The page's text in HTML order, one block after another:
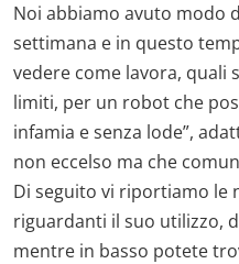
Noi abbiamo avuto modo
settimana e in questo
vedere come lavora, quali
limiti, per un robot che
infamia e senza lode”,
non eccelso ma che
Di seguito vi riportiamo le
riguardanti il suo utilizzo,
mentre in basso potete